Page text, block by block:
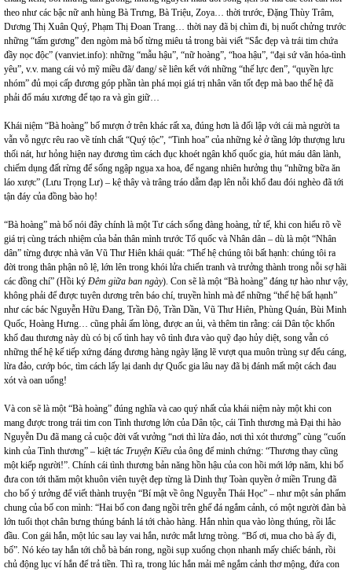
theo như các bậc nữ anh hùng Bà Trưng, Bà Triệu, Zoya… thời trước, Đặng Thùy Trâm,
Dương Thị Xuân Quý, Phạm Thị Đoan Trang… thời nay đã bị chìm đi, bị nuốt chửng trước
những “tấm gương” đen ngòm mà bố từng miêu tả trong bài viết “Sắc đẹp và trái tim chứa
đầy nọc độc” (vanviet.info): những “mẫu hậu”, “nữ hoàng”, “hoa hậu”, “đại sứ văn hóa-tình
yêu”, v.v. mang cái vỏ mỹ miều đã/ đang/ sẽ liên kết với những “thế lực đen”, “quyền lực
nhóm” đủ mọi cấp đương góp phần tàn phá mọi giá trị nhân văn tốt đẹp mà bao thế hệ đã
phải đổ máu xương để tạo ra và gìn giữ…
Khái niệm “Bà hoàng” bố mượn ở trên khác rất xa, đúng hơn là đối lập với cái mà người ta
vẫn vỗ ngực rêu rao về tính chất “Quý tộc”, “Tinh hoa” của những kẻ ở tầng lớp thượng lưu
thối nát, hư hỏng hiện nay đương tìm cách đục khoét ngân khố quốc gia, hút máu dân lành,
chiếm dụng đất rừng để sống ngập ngụa xa hoa, để ngang nhiên hưởng thụ “những bữa ăn
láo xược” (Lưu Trọng Lư) – kệ thây và trâng tráo dẫm đạp lên nỗi khổ đau đói nghèo đã tới
tận đáy của đồng bào họ!
“Bà hoàng” mà bố nói đây chính là một Tư cách sống đàng hoàng, tử tế, khi con hiểu rõ về
giá trị cùng trách nhiệm của bản thân mình trước Tổ quốc và Nhân dân – dù là một “Nhân
dân” từng được nhà văn Vũ Thư Hiên khái quát: “Thế hệ chúng tôi bất hạnh: chúng tôi ra
đời trong thân phận nô lệ, lớn lên trong khói lửa chiến tranh và trưởng thành trong nỗi sợ hãi
các đồng chí” (Hồi ký Đêm giữa ban ngày). Con sẽ là một “Bà hoàng” đáng tự hào như vậy,
không phải để được tuyên dương trên báo chí, truyền hình mà để những “thế hệ bất hạnh”
như các bác Nguyễn Hữu Đang, Trần Độ, Trần Dần, Vũ Thư Hiên, Phùng Quán, Bùi Minh
Quốc, Hoàng Hưng… cũng phải ấm lòng, được an ủi, và thêm tin rằng: cái Dân tộc khốn
khổ đau thương này dù có bị cố tình hay vô tình đưa vào quỹ đạo hủy diệt, song vẫn có
những thế hệ kế tiếp xứng đáng đương hàng ngày lặng lẽ vượt qua muôn trùng sự đểu cáng,
lừa đảo, cướp bóc, tìm cách lấy lại danh dự Quốc gia lâu nay đã bị đánh mất một cách đau
xót và oan uổng!
Và con sẽ là một “Bà hoàng” đúng nghĩa và cao quý nhất của khái niệm này một khi con
mang được trong trái tim con Tình thương lớn của Dân tộc, cái Tình thương mà Đại thi hào
Nguyễn Du đã mang cả cuộc đời vất vưởng “nơi thì lừa đảo, nơi thì xót thương” cùng “cuốn
kinh của Tình thương” – kiệt tác Truyện Kiều của ông để minh chứng: “Thương thay cũng
một kiếp người!”. Chính cái tình thương bản năng hồn hậu của con hồi mới lớp năm, khi bố
đưa con tới thăm một khuôn viên tuyệt đẹp từng là Dinh thự Toàn quyền ở miền Trung đã
cho bố ý tưởng để viết thành truyện “Bí mật về ông Nguyễn Thái Học” – như một sản phẩm
chung của bố con mình: “Hai bố con đang ngồi trên ghế đá ngắm cảnh, có một người đàn bà
lớn tuổi thọt chân bưng thúng bánh lá tới chào hàng. Hắn nhìn qua vào lòng thúng, rồi lắc
đầu. Con gái hắn, một lúc sau lay vai hắn, nước mắt lưng tròng. “Bố ơi, mua cho bà ấy đi,
bố”. Nó kéo tay hắn tới chỗ bà bán rong, ngồi sụp xuống chọn nhanh mấy chiếc bánh, rồi
chủ động lục ví hắn để trả tiền. Thì ra, trong lúc hắn mải mê ngắm cảnh thơ mộng, đứa con